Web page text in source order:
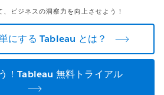
ビジネスの洞察力を向上させよう！
にする Tableau とは？
！Tableau 無料トライアル